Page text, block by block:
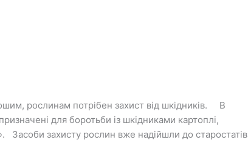
рослинам потрібен захист від шкідників. В
для боротьби із шкідниками картоплі,
Засоби захисту рослин вже надійшли до старостатів